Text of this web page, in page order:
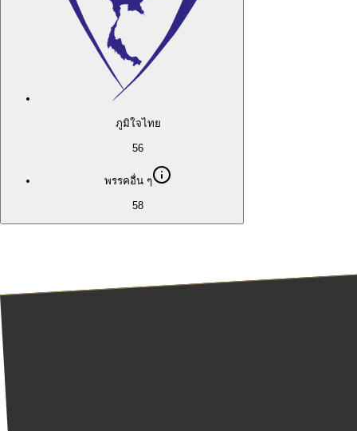
ภูมิใจไทย
56
พรรคอื่น ๆ
58